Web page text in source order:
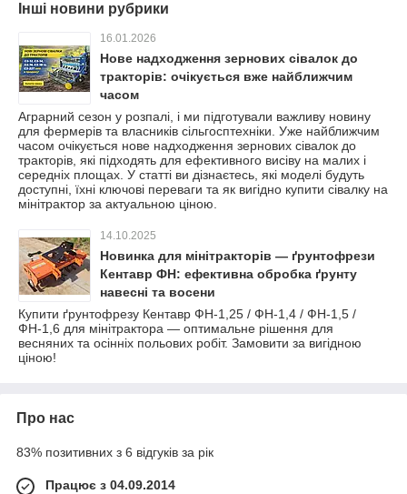
Інші новини рубрики
16.01.2026
Нове надходження зернових сівалок до
тракторів: очікується вже найближчим
часом
Аграрний сезон у розпалі, і ми підготували важливу новину
для фермерів та власників сільгосптехніки. Уже найближчим
часом очікується нове надходження зернових сівалок до
тракторів, які підходять для ефективного висіву на малих і
середніх площах. У статті ви дізнаєтесь, які моделі будуть
доступні, їхні ключові переваги та як вигідно купити сівалку на
мінітрактор за актуальною ціною.
14.10.2025
Новинка для мінітракторів — ґрунтофрези
Кентавр ФН: ефективна обробка ґрунту
навесні та восени
Купити ґрунтофрезу Кентавр ФН-1,25 / ФН-1,4 / ФН-1,5 /
ФН-1,6 для мінітрактора — оптимальне рішення для
весняних та осінніх польових робіт. Замовити за вигідною
ціною!
Про нас
83% позитивних з 6 відгуків за рік
Працює з 04.09.2014